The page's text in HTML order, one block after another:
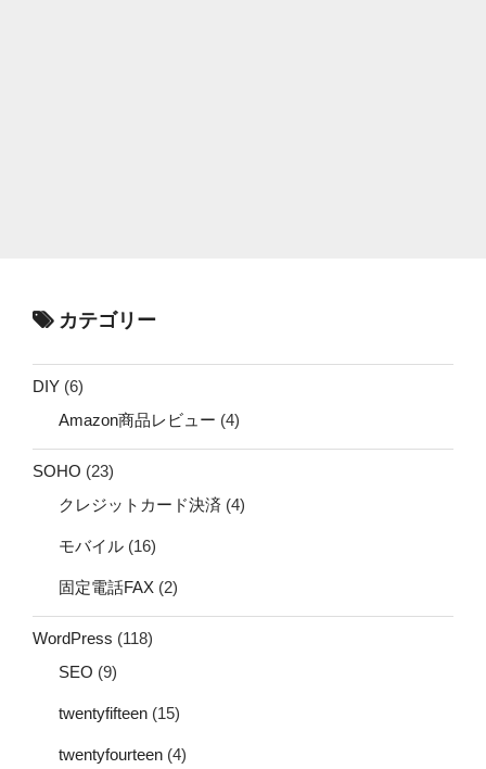
カテゴリー
DIY (6)
Amazon商品レビュー (4)
SOHO (23)
クレジットカード決済 (4)
モバイル (16)
固定電話FAX (2)
WordPress (118)
SEO (9)
twentyfifteen (15)
twentyfourteen (4)